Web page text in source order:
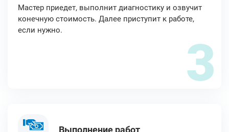
Мастер приедет, выполнит диагностику и озвучит
конечную стоимость. Далее приступит к работе,
если нужно.
3
Выполнение работ